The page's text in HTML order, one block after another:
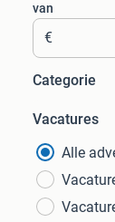
van
€
Categorie
Vacatures
Alle